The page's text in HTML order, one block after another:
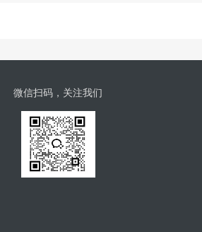
微信扫码，关注我们